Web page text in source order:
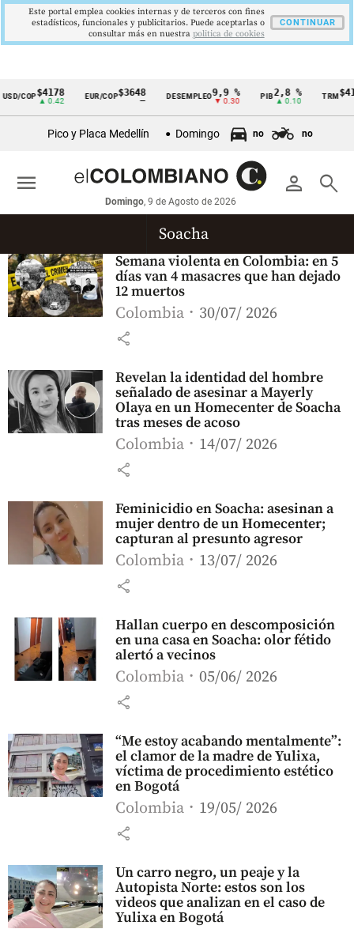
Cintillo
económicos
Colombia
COP$4178
▲ 0.42
EUR/COP$3648
—
DESEMPLEO9,9 %
▼ 0.30
PIB 2,8 %
▲ 0.10
TRM
Pico y Placa Medellín Domingo no no
person search
Domingo, 9 de Agosto de 2026
menu
Soacha
Semana violenta en Colombia: en 5
días van 4 masacres que han dejado
12 muertos
Colombia 30/07/ 2026
share
Revelan la identidad del hombre
señalado de asesinar a Mayerly
Olaya en un Homecenter de Soacha
tras meses de acoso
Colombia 14/07/ 2026
share
Feminicidio en Soacha: asesinan a
mujer dentro de un Homecenter;
capturan al presunto agresor
Colombia 13/07/ 2026
share
Hallan cuerpo en descomposición
en una casa en Soacha: olor fétido
alertó a vecinos
Colombia 05/06/ 2026
share
“Me estoy acabando mentalmente”:
el clamor de la madre de Yulixa,
víctima de procedimiento estético
en Bogotá
Colombia 19/05/ 2026
share
Un carro negro, un peaje y la
Autopista Norte: estos son los
videos que analizan en el caso de
Yulixa en Bogotá
Este portal emplea cookies internas y de terceros con fines
estadísticos, funcionales y publicitarios. Puede aceptarlas o
consultar más en nuestra politica de cookies
CONTINUAR